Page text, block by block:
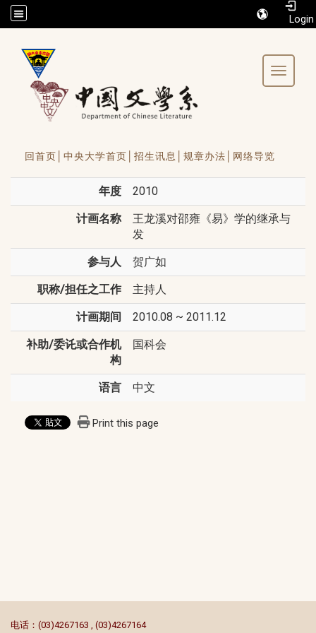
/accesskey"" title="Toolbar">:::
Toggle
回首页│ 中央大学首页│ 招生讯息│ 规章办法│ 网络导览
年度 2010
计画名称
王龙溪对邵雍《易》学的继承与
发
参与人 贺广如
职称/担任之工作 主持人
计画期间 2010.08 ~ 2011.12
补助/委讬或合作机
构
国科会
语言 中文
Print this page
电话：(03)4267163 , (03)4267164